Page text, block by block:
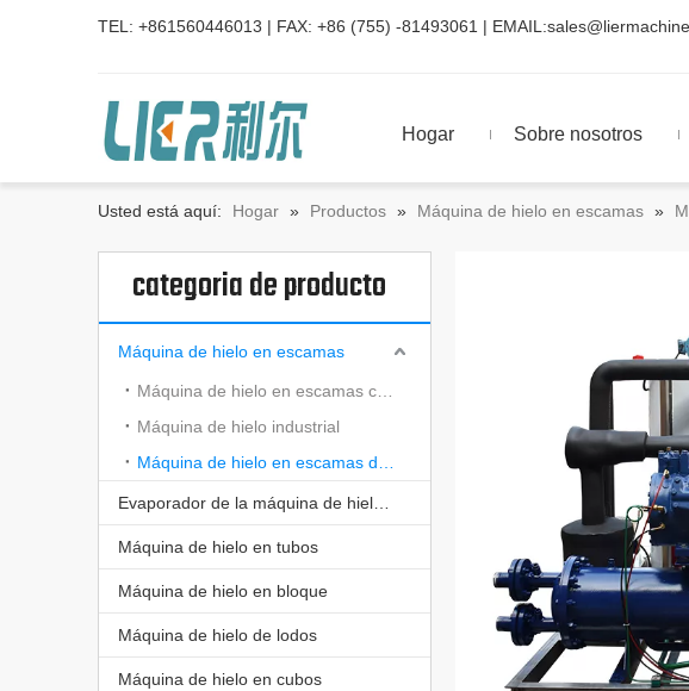
TEL: +861560446013 | FAX: +86 (755) -81493061 | EMAIL:
Hogar Sobre nosotros
Usted está aquí: Hogar » Productos » Máquina de hielo en escamas »
categoria de producto
Máquina de hielo en escamas
Máquina de hielo industrial
Máquina de hielo en tubos
Máquina de hielo en bloque
Máquina de hielo de lodos
Máquina de hielo en cubos